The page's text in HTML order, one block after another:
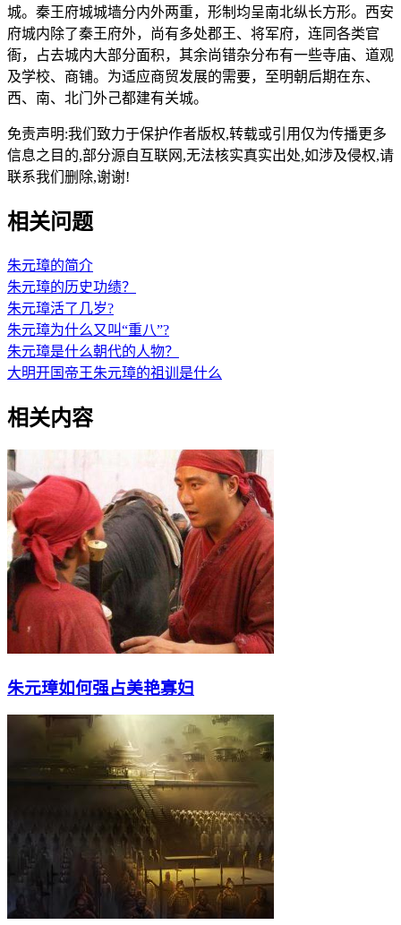
城。秦王府城城墙分内外两重，形制均呈南北纵长方形。西安
府城内除了秦王府外，尚有多处郡王、将军府，连同各类官
衙，占去城内大部分面积，其余尚错杂分布有一些寺庙、道观
及学校、商铺。为适应商贸发展的需要，至明朝后期在东、
西、南、北门外己都建有关城。
免责声明:我们致力于保护作者版权,转载或引用仅为传播更多
信息之目的,部分源自互联网,无法核实真实出处,如涉及侵权,请
联系我们删除,谢谢!
相关问题
朱元璋的简介
朱元璋的历史功绩？
朱元璋活了几岁?
朱元璋为什么又叫“重八”?
朱元璋是什么朝代的人物？
大明开国帝王朱元璋的祖训是什么
相关内容
朱元璋如何强占美艳寡妇